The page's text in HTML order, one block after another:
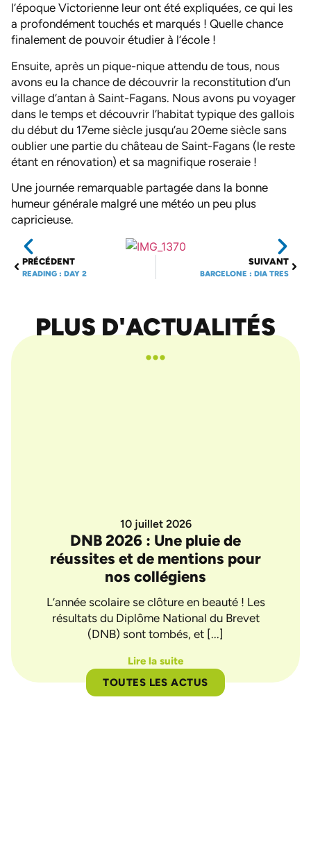
l’époque Victorienne leur ont été expliquées, ce qui les
a profondément touchés et marqués ! Quelle chance
finalement de pouvoir étudier à l’école !
Ensuite, après un pique-nique attendu de tous, nous
avons eu la chance de découvrir la reconstitution d’un
village d’antan à Saint-Fagans. Nous avons pu voyager
dans le temps et découvrir l’habitat typique des gallois
du début du 17eme siècle jusqu’au 20eme siècle sans
oublier une partie du château de Saint-Fagans (le reste
étant en rénovation) et sa magnifique roseraie !
Une journée remarquable partagée dans la bonne
humeur générale malgré une météo un peu plus
capricieuse.
PRÉCÉDENT
READING : DAY 2
SUIVANT
BARCELONE : DIA TRES
PLUS D'ACTUALITÉS
...
10 juillet 2026
DNB 2026 : Une pluie de
réussites et de mentions pour
nos collégiens
L’année scolaire se clôture en beauté ! Les
résultats du Diplôme National du Brevet
(DNB) sont tombés, et [...]
Lire la suite
TOUTES LES ACTUS